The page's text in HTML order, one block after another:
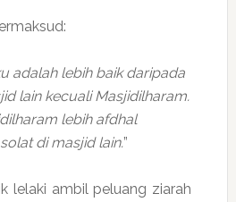
adalah lebih baik daripada
lain kecuali Masjidilharam.
lebih afdhal
di masjid lain.”
lelaki ambil peluang ziarah